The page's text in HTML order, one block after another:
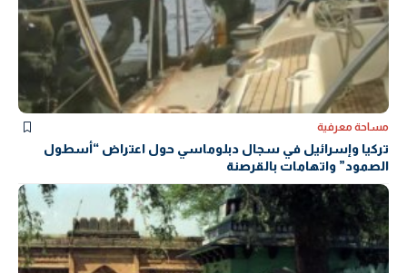
مساحة معرفية
تركيا وإسرائيل في سجال دبلوماسي حول اعتراض “أسطول
الصمود” واتهامات بالقرصنة